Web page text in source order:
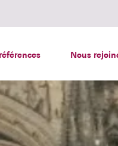
Nous